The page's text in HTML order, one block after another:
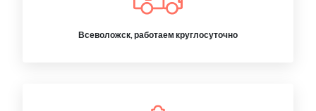
Всеволожск, работаем круглосуточно